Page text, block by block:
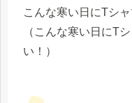
こんな寒い日にTシ
（こんな寒い日にT
い！）